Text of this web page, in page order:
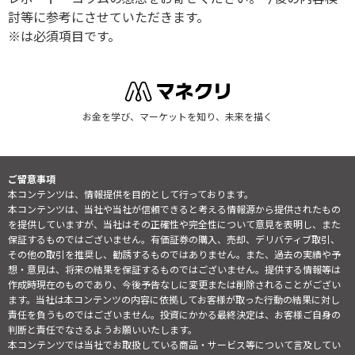
討等に参考にさせていただきます。
※は必須項目です。
お金を学び、マーケットを知り、未来を描く
ご留意事項
本コンテンツは、情報提供を目的として行っております。
本コンテンツは、当社や当社が信頼できると考える情報源から提供されたもの
を提供していますが、当社はその正確性や完全性について意見を表明し、また
保証するものではございません。有価証券の購入、売却、デリバティブ取引、
その他の取引を推奨し、勧誘するものではありません。また、過去の実績や予
想・意見は、将来の結果を保証するものではございません。提供する情報等は
作成時現在のものであり、今後予告なしに変更または削除されることがござい
ます。当社は本コンテンツの内容に依拠してお客様が取った行動の結果に対し
責任を負うものではございません。投資にかかる最終決定は、お客様ご自身の
判断と責任でなさるようお願いいたします。
本コンテンツでは当社でお取扱している商品・サービス等について言及してい